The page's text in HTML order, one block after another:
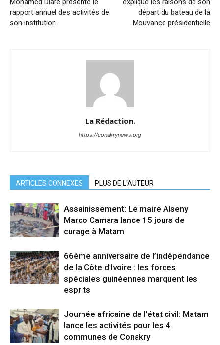
Mohamed Diaré présente le
rapport annuel des activités de
son institution
explique les raisons de son
départ du bateau de la
Mouvance présidentielle
La Rédaction.
https://conakrynews.org
ARTICLES CONNEXES PLUS DE L'AUTEUR
Assainissement: Le maire Alseny
Marco Camara lance 15 jours de
curage à Matam
66ème anniversaire de l’indépendance
de la Côte d’Ivoire : les forces
spéciales guinéennes marquent les
esprits
Journée africaine de l’état civil: Matam
lance les activités pour les 4
communes de Conakry